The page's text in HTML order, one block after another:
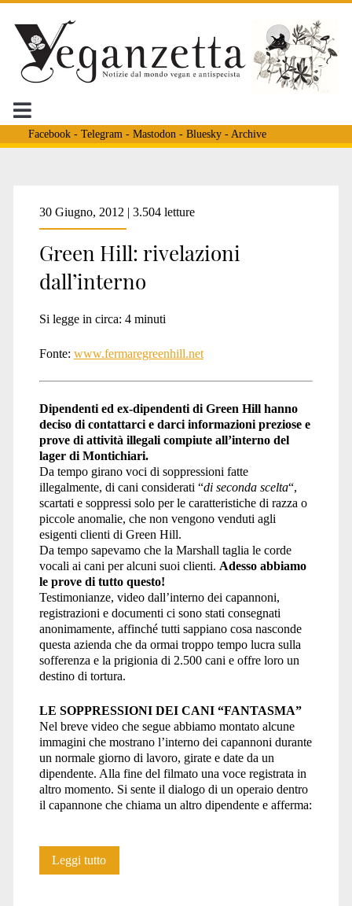
Facebook- Telegram - Mastodon - Bluesky- Archive
Tag:
<span>debarking</
30 Giugno, 2012 | 3.504 letture
Green Hill: rivelazioni
dall’interno
Si legge in circa: 4 minuti
Fonte: www.fermaregreenhill.net
Dipendenti ed ex-dipendenti di Green Hill hanno
deciso di contattarci e darci informazioni preziose e
prove di attività illegali compiute all’interno del
lager di Montichiari.
Da tempo girano voci di soppressioni fatte
illegalmente, di cani considerati “di seconda scelta“,
scartati e soppressi solo per le caratteristiche di razza o
piccole anomalie, che non vengono venduti agli
esigenti clienti di Green Hill.
Da tempo sapevamo che la Marshall taglia le corde
vocali ai cani per alcuni suoi clienti. Adesso abbiamo
le prove di tutto questo!
Testimonianze, video dall’interno dei capannoni,
registrazioni e documenti ci sono stati consegnati
anonimamente, affinché tutti sappiano cosa nasconde
questa azienda che da ormai troppo tempo lucra sulla
sofferenza e la prigionia di 2.500 cani e offre loro un
destino di tortura.
LE SOPPRESSIONI DEI CANI “FANTASMA”
Nel breve video che segue abbiamo montato alcune
immagini che mostrano l’interno dei capannoni durante
un normale giorno di lavoro, girate e date da un
dipendente. Alla fine del filmato una voce registrata in
altro momento. Si sente il dialogo di un operaio dentro
il capannone che chiama un altro dipendente e afferma:
Leggi tuttoGreen